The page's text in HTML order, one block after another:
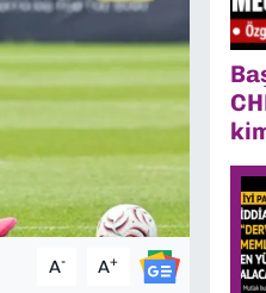
A- A+